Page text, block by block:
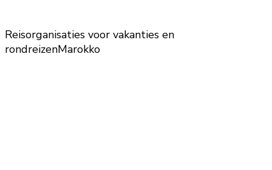
Reisorganisaties voor vakanties en
rondreizenMarokko